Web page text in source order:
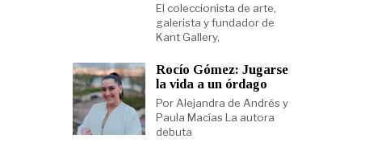
El coleccionista de arte,
galerista y fundador de
Kant Gallery,
Rocío Gómez: Jugarse
la vida a un órdago
Por Alejandra de Andrés y
Paula Macías La autora
debuta